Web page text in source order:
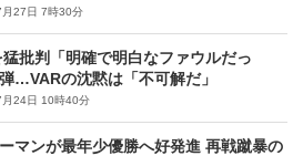
27日 7時30分
批判「明確で明白なファウルだっ
…VARの沈黙は「不可解だ」
24日 10時40分
ーマンが最年少優勝へ好発進 再戦蹴暴の